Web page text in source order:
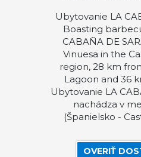
Ubytovanie LA
Boasting
CABAÑA DE
Vinuesa in the
region, 28 km
Lagoon and 36
Ubytovanie LA
nachádza v
(Španielsko -
OVERIŤ